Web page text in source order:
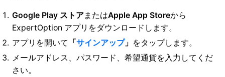
Google Play ストアまたはApple App Storeから
ExpertOption アプリをダウンロードします。
アプリを開いて 「サインアップ」 をタップします。
メールアドレス、パスワード、希望通貨を入力してくだ
さい。